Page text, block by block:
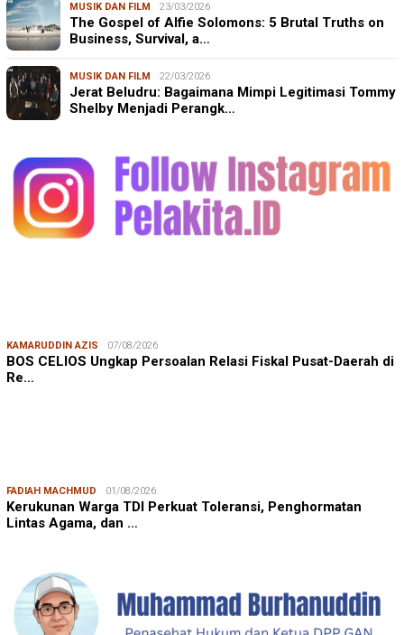
MUSIK DAN FILM 23/03/2026
The Gospel of Alfie Solomons: 5 Brutal Truths on
Business, Survival, a…
MUSIK DAN FILM 22/03/2026
Jerat Beludru: Bagaimana Mimpi Legitimasi Tommy
Shelby Menjadi Perangk…
KAMARUDDIN AZIS 07/08/2026
BOS CELIOS Ungkap Persoalan Relasi Fiskal Pusat-Daerah di
Re…
FADIAH MACHMUD 01/08/2026
Kerukunan Warga TDI Perkuat Toleransi, Penghormatan
Lintas Agama, dan …